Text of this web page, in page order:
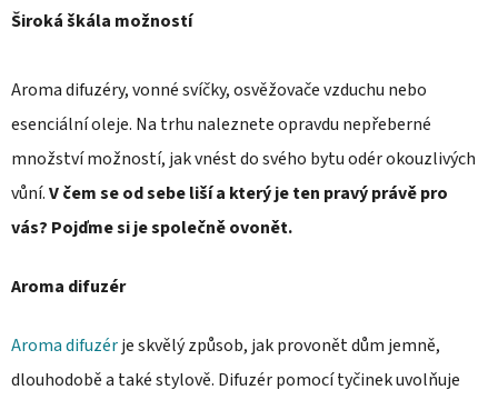
Široká škála možností
Aroma difuzéry, vonné svíčky, osvěžovače vzduchu nebo
esenciální oleje. Na trhu naleznete opravdu nepřeberné
množství možností, jak vnést do svého bytu odér okouzlivých
vůní.V čem se od sebe liší a který je ten pravý právě pro
vás? Pojďme si je společně ovonět.
Aroma difuzér
Aroma difuzérje skvělý způsob, jak provonět dům jemně,
dlouhodobě a také stylově. Difuzér pomocí tyčinek uvolňuje